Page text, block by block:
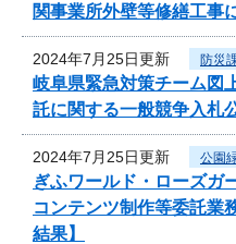
関事業所外壁等修繕工事
2024年7月25日更新 防災
岐阜県緊急対策チーム図
託に関する一般競争入札
2024年7月25日更新 公園
ぎふワールド・ローズガ
コンテンツ制作等委託
結果】